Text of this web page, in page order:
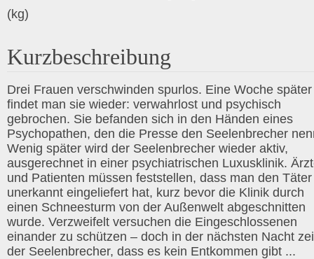
(kg)
Kurzbeschreibung
Drei Frauen verschwinden spurlos. Eine Woche später
findet man sie wieder: verwahrlost und psychisch
gebrochen. Sie befanden sich in den Händen eines
Psychopathen, den die Presse den Seelenbrecher
Wenig später wird der Seelenbrecher wieder aktiv,
ausgerechnet in einer psychiatrischen Luxusklinik.
und Patienten müssen feststellen, dass man den Täter
unerkannt eingeliefert hat, kurz bevor die Klinik durch
einen Schneesturm von der Außenwelt abgeschnitten
wurde. Verzweifelt versuchen die Eingeschlossenen
einander zu schützen – doch in der nächsten Nacht
der Seelenbrecher, dass es kein Entkommen gibt ...